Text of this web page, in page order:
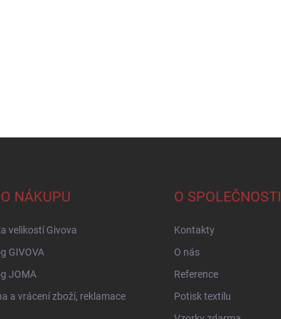
NÁKUPU
velikostí Givova
GIVOVA
JOMA
a vrácení zboží, reklamace
O SPOLEČNOSTI
Kontakty
O nás
Reference
Potisk textilu